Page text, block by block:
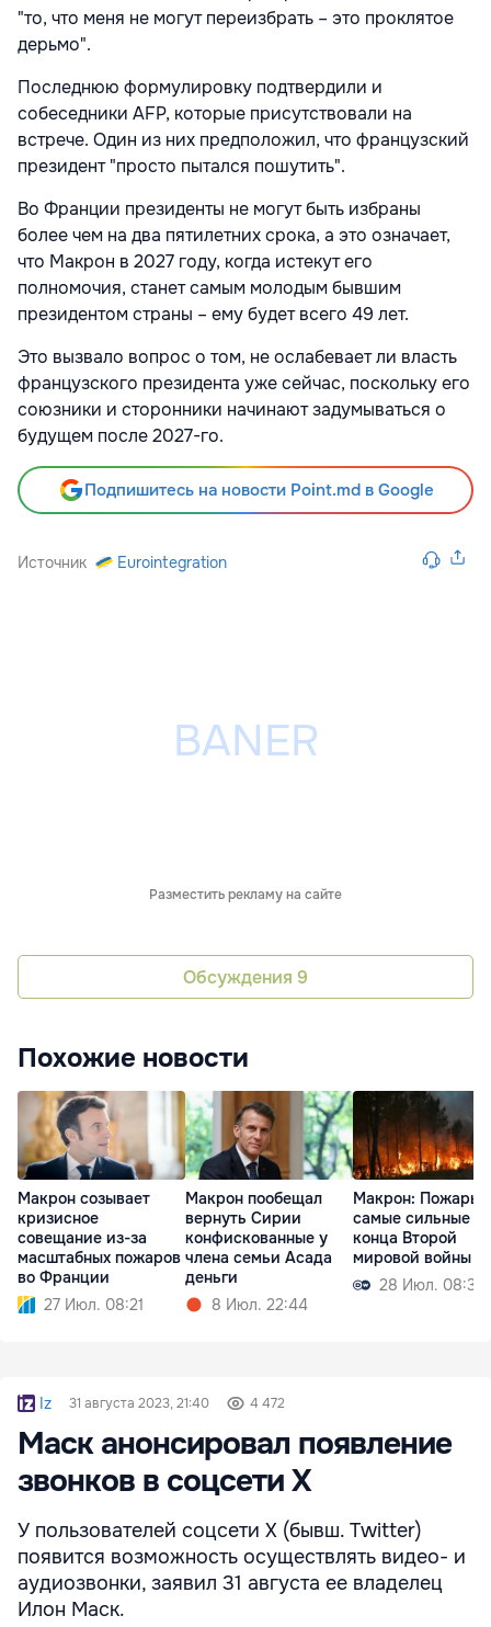
"то, что меня не могут переизбрать – это проклятое
дерьмо".
Последнюю формулировку подтвердили и
собеседники AFP, которые присутствовали на
встрече. Один из них предположил, что французский
президент "просто пытался пошутить".
Во Франции президенты не могут быть избраны
более чем на два пятилетних срока, а это означает,
что Макрон в 2027 году, когда истекут его
полномочия, станет самым молодым бывшим
президентом страны – ему будет всего 49 лет.
Это вызвало вопрос о том, не ослабевает ли власть
французского президента уже сейчас, поскольку его
союзники и сторонники начинают задумываться о
будущем после 2027-го.
Подпишитесь на новости Point.md в Google
Источник Eurointegration
Разместить рекламу на сайте
Обсуждения 9
Похожие новости
Макрон созывает
кризисное
совещание из-за
масштабных пожаров
во Франции
27 Июл. 08:21
Макрон пообещал
вернуть Сирии
конфискованные у
члена семьи Асада
деньги
8 Июл. 22:44
Макрон: Пожары -
самые сильные с
конца Второй
мировой войны
28 Июл. 08:39
Iz 31 августа 2023, 21:40 4 472
Маск анонсировал появление
звонков в соцсети X
У пользователей соцсети X (бывш. Twitter)
появится возможность осуществлять видео- и
аудиозвонки, заявил 31 августа ее владелец
Илон Маск.